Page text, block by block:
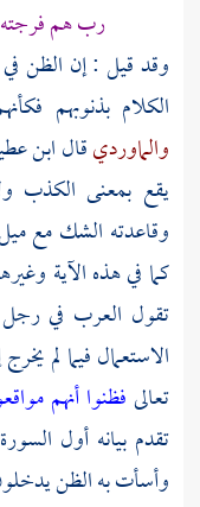
رب هم
وقد قيل : إن الظن
الكلام بذنوبهم
والماورديقالابن
يقع بمعنى الكذب
وقاعدته الشك مع
كما في هذه الآية
تقول العرب في رجل
الاستعمال فيما لم
تعالىفظنوا أنهم
تقدم بيانه أول
وأسأت به الظن